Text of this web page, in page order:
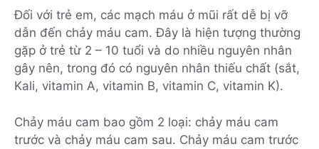
Đối với trẻ em, các mạch máu ở mũi rất dễ bị vỡ
dẫn đến chảy máu cam. Đây là hiện tượng thường
gặp ở trẻ từ 2 – 10 tuổi và do nhiều nguyên nhân
gây nên, trong đó có nguyên nhân thiếu chất (sắt,
Kali, vitamin A, vitamin B, vitamin C, vitamin K).
Chảy máu cam bao gồm 2 loại: chảy máu cam
trước và chảy máu cam sau. Chảy máu cam trước